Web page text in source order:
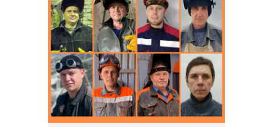
Контакты